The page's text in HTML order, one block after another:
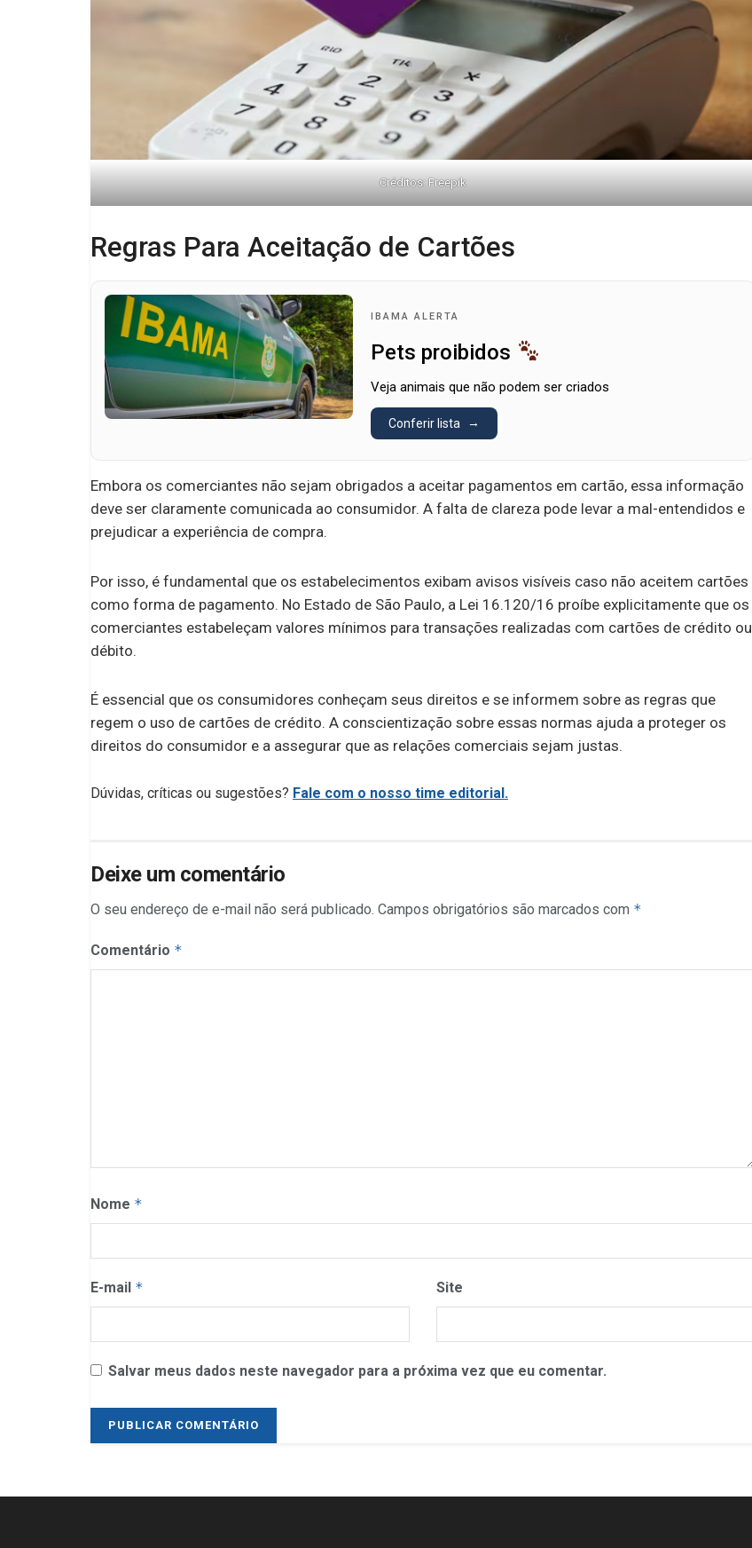
Créditos: Freepik
Regras Para Aceitação de Cartões
IBAMA ALERTA
Pets proibidos
Veja animais que não podem ser criados
Conferir lista
Embora os comerciantes não sejam obrigados a aceitar pagamentos em cartão, essa informação
deve ser claramente comunicada ao consumidor. A falta de clareza pode levar a mal-entendidos e
prejudicar a experiência de compra.
Por isso, é fundamental que os estabelecimentos exibam avisos visíveis caso não aceitem cartões
como forma de pagamento. No Estado de São Paulo, a Lei 16.120/16 proíbe explicitamente que os
comerciantes estabeleçam valores mínimos para transações realizadas com cartões de crédito ou
débito.
É essencial que os consumidores conheçam seus direitos e se informem sobre as regras que
regem o uso de cartões de crédito. A conscientização sobre essas normas ajuda a proteger os
direitos do consumidor e a assegurar que as relações comerciais sejam justas.
Dúvidas, críticas ou sugestões? Fale com o nosso time editorial.
Deixe um comentário
O seu endereço de e-mail não será publicado. Campos obrigatórios são marcados com *
Comentário *
Nome *
E-mail * Site
Salvar meus dados neste navegador para a próxima vez que eu comentar.